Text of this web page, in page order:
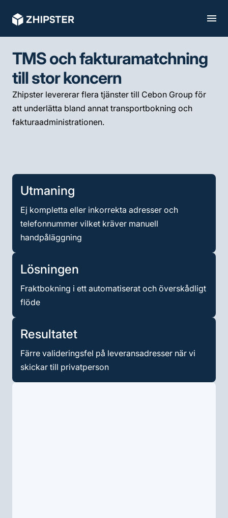
TMS och fakturamatchning
till stor koncern
Zhipster levererar flera tjänster till Cebon Group för
att underlätta bland annat transportbokning och
fakturaadministrationen.
Utmaning
Ej kompletta eller inkorrekta adresser och
telefonnummer vilket kräver manuell
handpåläggning
Lösningen
Fraktbokning i ett automatiserat och överskådligt
flöde
Resultatet
Färre valideringsfel på leveransadresser när vi
skickar till privatperson